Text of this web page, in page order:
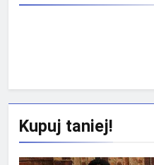
Kupuj taniej!